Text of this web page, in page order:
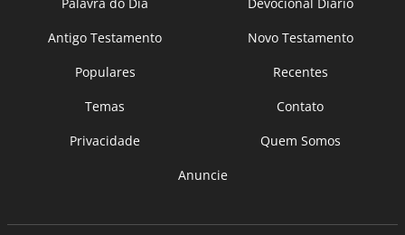
Antigo Testamento
Novo Testamento
Populares
Recentes
Temas
Contato
Privacidade
Quem Somos
Anuncie